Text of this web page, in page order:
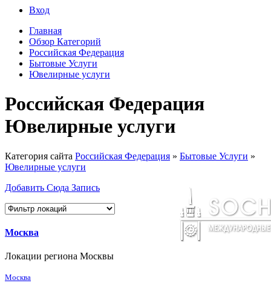
Вход
Главная
Обзор Категорий
Российская Федерация
Бытовые Услуги
Ювелирные услуги
Российская Федерация
Ювелирные услуги
Категория сайта Российская Федерация » Бытовые Услуги »
Ювелирные услуги
Добавить Сюда Запись
Москва
Локации региона Москвы
Москва